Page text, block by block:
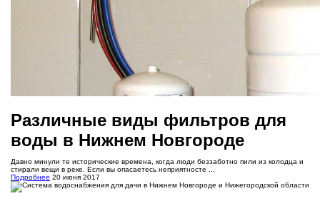
Различные виды фильтров для
воды в Нижнем Новгороде
Давно минули те исторические времена, когда люди беззаботно пили из колодца и
стирали вещи в реке. Если вы опасаетесь неприятносте ...
Подробнее 20 июня 2017